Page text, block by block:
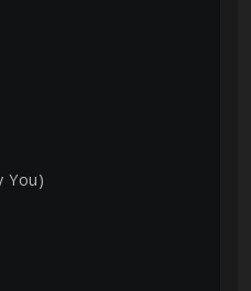
You)